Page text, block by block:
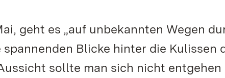
geht es „auf unbekannten Wegen
spannenden Blicke hinter die Kulissen
sollte man sich nicht entgehen